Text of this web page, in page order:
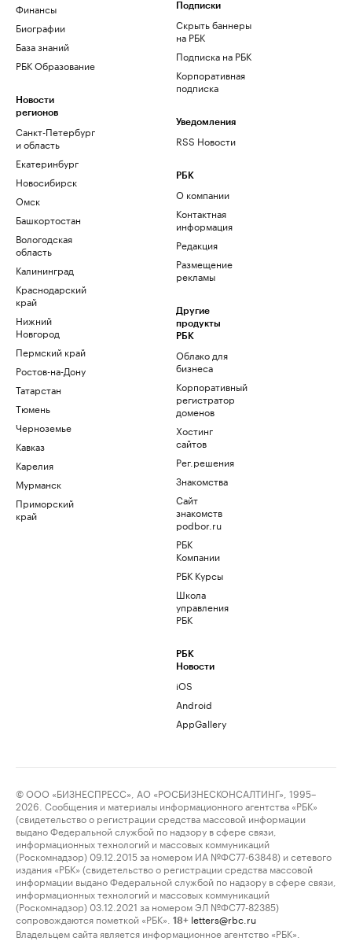
Финансы
Биографии
База знаний
РБК Образование
Новости
регионов
Санкт-Петербург
и область
Екатеринбург
Новосибирск
Омск
Башкортостан
Вологодская
область
Калининград
Краснодарский
край
Нижний
Новгород
Пермский край
Ростов-на-Дону
Татарстан
Тюмень
Черноземье
Кавказ
Карелия
Мурманск
Приморский
край
Подписки
Скрыть баннеры
на РБК
Подписка на РБК
Корпоративная
подписка
Уведомления
RSS Новости
РБК
О компании
Контактная
информация
Редакция
Размещение
рекламы
Другие
продукты
РБК
Облако для
бизнеса
Корпоративный
регистратор
доменов
Хостинг
сайтов
Рег.решения
Знакомства
Сайт
знакомств
podbor.ru
РБК
Компании
РБК Курсы
Школа
управления
РБК
РБК
Новости
iOS
Android
AppGallery
© ООО «БИЗНЕСПРЕСС», АО «РОСБИЗНЕСКОНСАЛТИНГ», 1995–
2026. Сообщения и материалы информационного агентства «РБК»
(свидетельство о регистрации средства массовой информации
выдано Федеральной службой по надзору в сфере связи,
информационных технологий и массовых коммуникаций
(Роскомнадзор) 09.12.2015 за номером ИА №ФС77-63848) и сетевого
издания «РБК» (свидетельство о регистрации средства массовой
информации выдано Федеральной службой по надзору в сфере связи,
информационных технологий и массовых коммуникаций
(Роскомнадзор) 03.12.2021 за номером ЭЛ №ФС77-82385)
сопровождаются пометкой «РБК».
18+ letters@rbc.ru
Владельцем сайта является информационное агентство «РБК».